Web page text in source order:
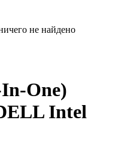
не найдено
One)
Intel